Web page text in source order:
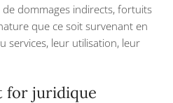
dommages indirects, fortuits
que ce soit survenant en
services, leur utilisation, leur
for juridique